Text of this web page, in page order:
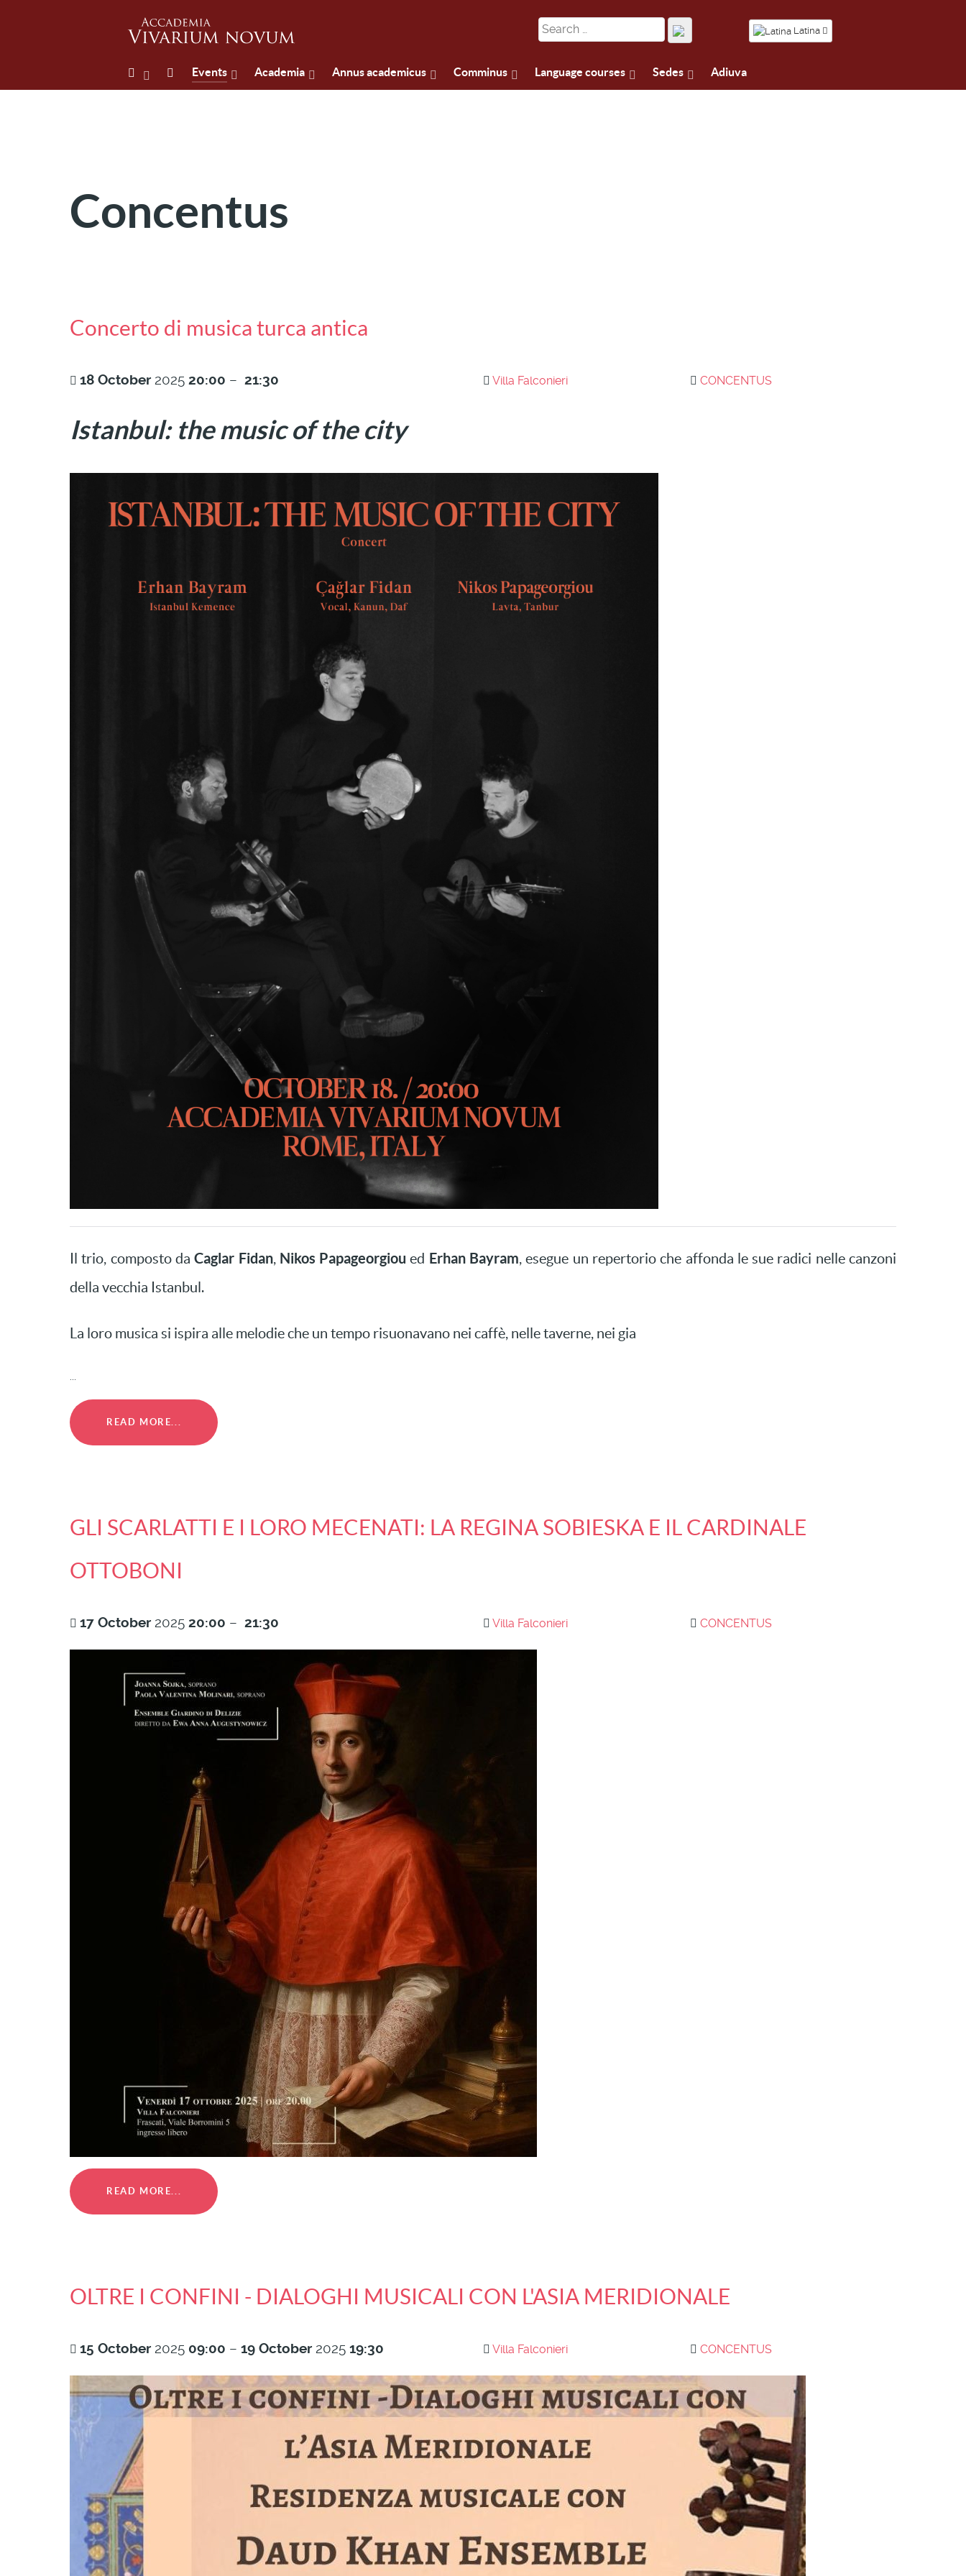
Latina
Events Academia Annus academicus Comminus Language courses Sedes Adiuva
Concentus
Concerto di musica turca antica
18 October 2025 20:00 – 21:30 Villa Falconieri CONCENTUS
Istanbul: the music of the city
Il trio, composto daCaglar Fidan, Nikos Papageorgiou ed Erhan Bayram, esegue un repertorio che affonda le sue radici nelle canzoni
della vecchia Istanbul.
La loro musica si ispira alle melodie che un tempo risuonavano nei caffè, nelle taverne, nei gia
...
READ MORE...
GLI SCARLATTI E I LORO MECENATI: LA REGINA SOBIESKA E IL CARDINALE
OTTOBONI
17 October 2025 20:00 – 21:30 Villa Falconieri CONCENTUS
READ MORE...
OLTRE I CONFINI - DIALOGHI MUSICALI CON L'ASIA MERIDIONALE
15 October 2025 09:00 – 19 October 2025 19:30 Villa Falconieri CONCENTUS